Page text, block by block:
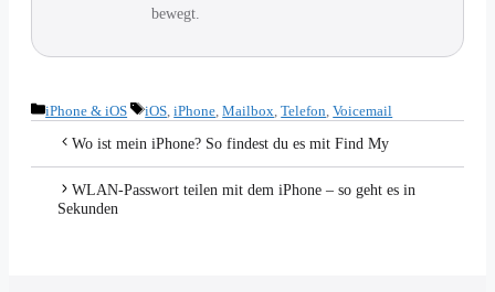
bewegt.
Kategorien
iPhone & iOS Schlagwörter
iOS,iPhone,Mailbox,Telefon,Voicemail
Wo ist mein iPhone? So findest du es mit Find My
WLAN-Passwort teilen mit dem iPhone – so geht es in
Sekunden